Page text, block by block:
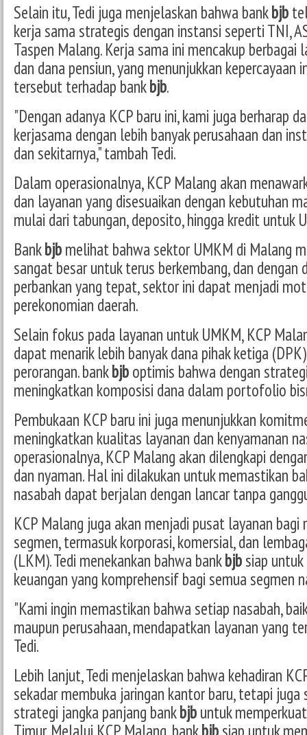
Selain itu, Tedi juga menjelaskan bahwa bankbjb
kerja sama strategis dengan instansi seperti TNI,
Taspen Malang. Kerja sama ini mencakup berbagai
dan dana pensiun, yang menunjukkan
tersebut terhadap bankbjb.
"Dengan adanya KCP baru ini, kami juga berharap
kerjasama dengan lebih banyak perusahaan dan
dan sekitarnya," tambah Tedi.
Dalam operasionalnya, KCP Malang akan
dan layanan yang disesuaikan dengan kebutuhan
mulai dari tabungan, deposito, hingga kredit untuk
Bankbjbmelihat bahwa sektor UMKM di Malang
sangat besar untuk terus berkembang, dan dengan
perbankan yang tepat, sektor ini dapat menjadi
perekonomian daerah.
Selain fokus pada layanan untuk UMKM, KCP
dapat menarik lebih banyak dana pihak ketiga
perorangan. bankbjboptimis bahwa dengan
meningkatkan komposisi dana dalam portofolio
Pembukaan KCP baru ini juga menunjukkan
meningkatkan kualitas layanan dan kenyamanan
operasionalnya, KCP Malang akan dilengkapi
dan nyaman. Hal ini dilakukan untuk memastikan
nasabah dapat berjalan dengan lancar tanpa
KCP Malang juga akan menjadi pusat layanan bagi
segmen, termasuk korporasi, komersial, dan
(LKM). Tedi menekankan bahwa bankbjbsiap
keuangan yang komprehensif bagi semua segmen
"Kami ingin memastikan bahwa setiap nasabah,
maupun perusahaan, mendapatkan layanan yang
Tedi.
Lebih lanjut, Tedi menjelaskan bahwa kehadiran
sekadar membuka jaringan kantor baru, tetapi juga
strategi jangka panjang bankbjbuntuk